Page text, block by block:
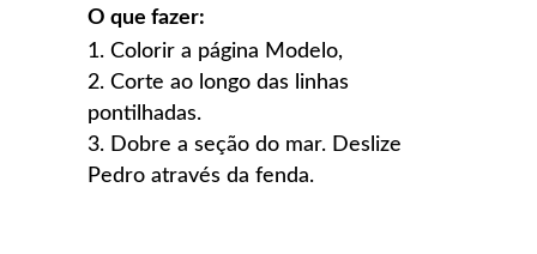
O que fazer:
Colorir a página Modelo,
Corte ao longo das linhas
pontilhadas.
Dobre a seção do mar. Deslize
Pedro através da fenda.